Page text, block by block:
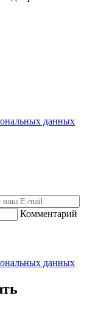
данных
Комментарий
данных